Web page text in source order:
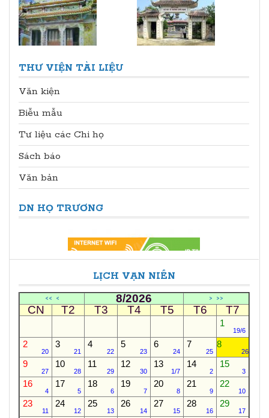
THƯ VIỆN TÀI LIỆU
Văn kiện
Biễu mẫu
Tư liệu các Chi họ
Sách báo
Văn bản
DN HỌ TRƯƠNG
LỊCH VẠN NIÊN
<< < 8/2026 > >>
CN T2 T3 T4 T5 T6 T7
1
19/6
2
20
3
21
4
22
5
23
6
24
7
25
8
26
9
27
10
28
11
29
12
30
13
1/7
14
2
15
3
16
4
17
5
18
6
19
7
20
8
21
9
22
10
23
11
24
12
25
13
26
14
27
15
28
16
29
17